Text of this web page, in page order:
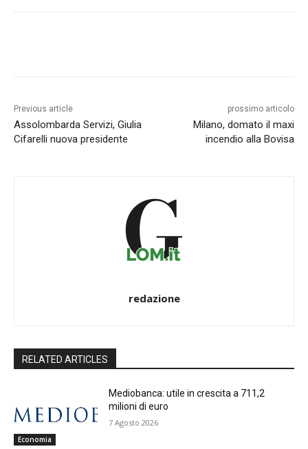
Previous article
Assolombarda Servizi, Giulia
Cifarelli nuova presidente
prossimo articolo
Milano, domato il maxi
incendio alla Bovisa
redazione
RELATED ARTICLES
Economia
Mediobanca: utile in crescita a 711,2
milioni di euro
7 Agosto 2026